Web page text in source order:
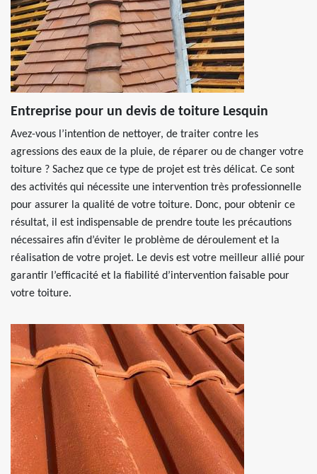
Entreprise pour un devis de toiture Lesquin
Avez-vous l’intention de nettoyer, de traiter contre les
agressions des eaux de la pluie, de réparer ou de changer votre
toiture ? Sachez que ce type de projet est très délicat. Ce sont
des activités qui nécessite une intervention très professionnelle
pour assurer la qualité de votre toiture. Donc, pour obtenir ce
résultat, il est indispensable de prendre toute les précautions
nécessaires afin d’éviter le problème de déroulement et la
réalisation de votre projet. Le devis est votre meilleur allié pour
garantir l’efficacité et la fiabilité d’intervention faisable pour
votre toiture.